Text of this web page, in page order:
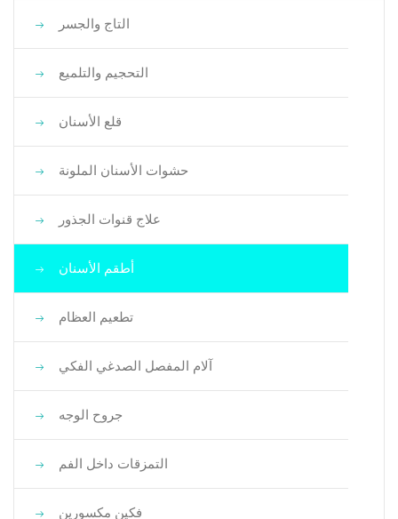
التاج والجسر
التحجيم والتلميع
قلع الأسنان
حشوات الأسنان الملونة
علاج قنوات الجذور
أطقم الأسنان
تطعيم العظام
آلام المفصل الصدغي الفكي
جروح الوجه
التمزقات داخل الفم
فكين مكسورين